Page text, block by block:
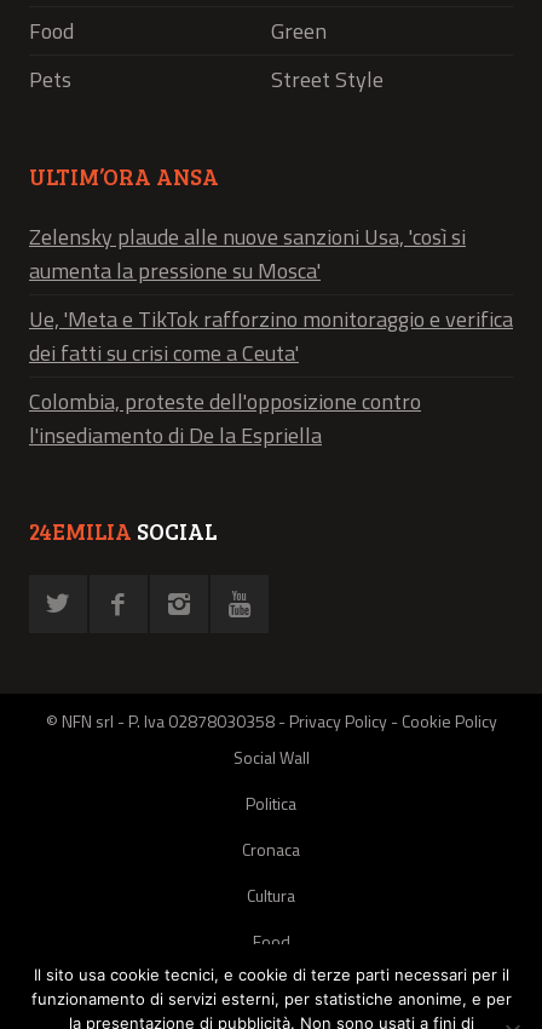
Food
Green
Pets
Street Style
ULTIM’ORA ANSA
Zelensky plaude alle nuove sanzioni Usa, 'così si
aumenta la pressione su Mosca'
Ue, 'Meta e TikTok rafforzino monitoraggio e verifica
dei fatti su crisi come a Ceuta'
Colombia, proteste dell'opposizione contro
l'insediamento di De la Espriella
24EMILIA SOCIAL
© NFN srl - P. Iva 02878030358 -Privacy Policy-Cookie Policy
Social Wall
Politica
Cronaca
Cultura
Food
Green
Il sito usa cookie tecnici, e cookie di terze parti necessari per il
funzionamento di servizi esterni, per statistiche anonime, e per
la presentazione di pubblicità. Non sono usati a fini di